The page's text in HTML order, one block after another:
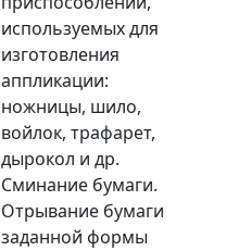
используемых для
изготовления
аппликации:
ножницы, шило,
войлок, трафарет,
дырокол и др.
Сминание бумаги.
Отрывание бумаги
заданной формы